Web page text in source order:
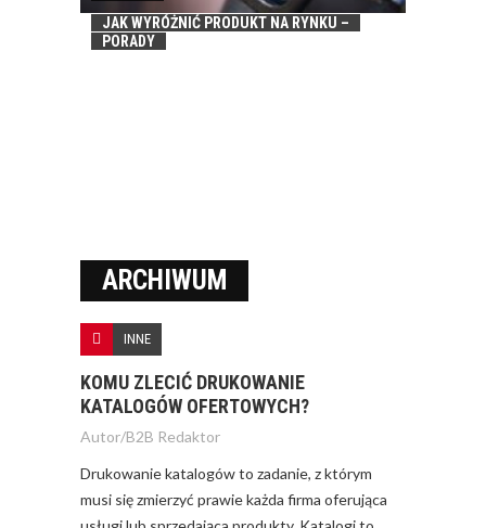
JAK WYRÓŻNIĆ PRODUKT NA RYNKU –
PORADY
ARCHIWUM
INNE
KOMU ZLECIĆ DRUKOWANIE
KATALOGÓW OFERTOWYCH?
Autor/B2B Redaktor
Drukowanie katalogów to zadanie, z którym
musi się zmierzyć prawie każda firma oferująca